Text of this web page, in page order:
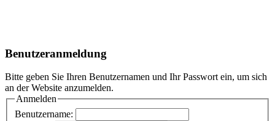
Benutzeranmeldung
Bitte geben Sie Ihren Benutzernamen und Ihr Passwort ein, um sich
an der Website anzumelden.
Anmelden
Benutzername: